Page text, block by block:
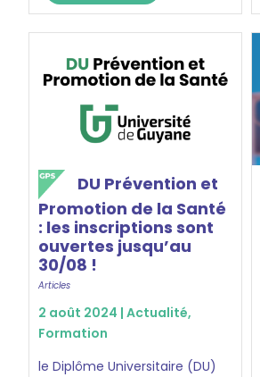
DU Prévention et
Promotion de la Santé
: les inscriptions sont
ouvertes jusqu’au
30/08 !
Articles
2 août 2024 | Actualité,
Formation
le Diplôme Universitaire (DU)